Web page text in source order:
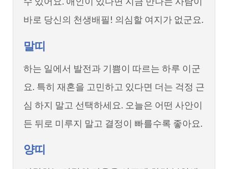
바로 당신의 천생배필! 의심할 여지가 없군요.
말띠
하는 일에서 발전과 기쁨이 따르는 하루 이군
요. 특히 재혼을 고민하고 있다면 더는 걱정 근
심 하지 말고 선택하세요. 오늘은 어떤 사안이
든 뒤로 미루지 말고 결정이 빠를수록 좋아요.
양띠